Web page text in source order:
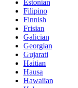
Estonian
Filipino
Finnish
Frisian
Galician
Georgian
Gujarati
Haitian
Hausa
Hawaiian